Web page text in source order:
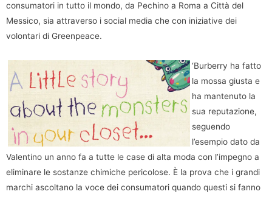
consumatori in tutto il mondo, da Pechino a Roma a Città del
Messico, sia attraverso i social media che con iniziative dei
volontari di Greenpeace.
‘Burberry ha fatto
la mossa giusta e
ha mantenuto la
sua reputazione,
seguendo
l’esempio dato da
Valentino un anno fa a tutte le case di alta moda con l’impegno a
eliminare le sostanze chimiche pericolose. È la prova che i grandi
marchi ascoltano la voce dei consumatori quando questi si fanno